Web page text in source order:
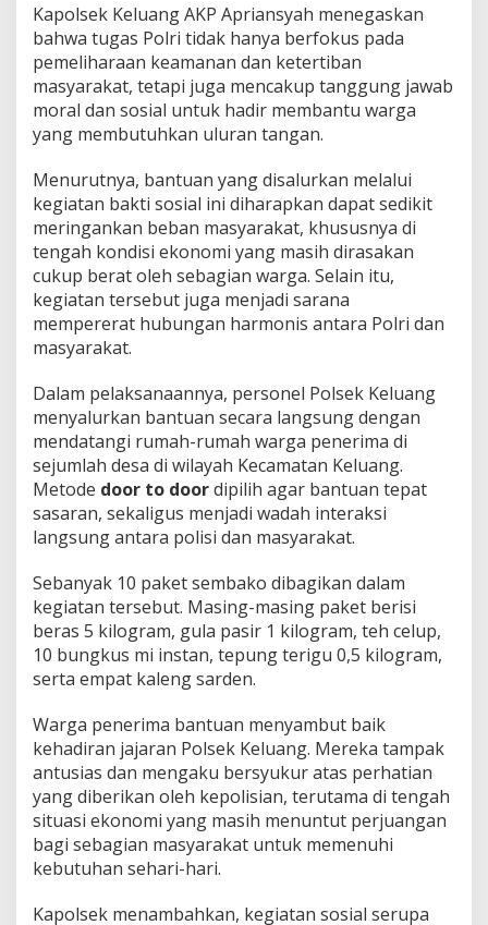
p
e
d
u
l
i
a
e
p
a
d
a
W
a
r
Kapolsek Keluang AKP Apriansyah menegaskan
bahwa tugas Polri tidak hanya berfokus pada
pemeliharaan keamanan dan ketertiban
masyarakat, tetapi juga mencakup tanggung jawab
moral dan sosial untuk hadir membantu warga
yang membutuhkan uluran tangan.
Menurutnya, bantuan yang disalurkan melalui
kegiatan bakti sosial ini diharapkan dapat sedikit
meringankan beban masyarakat, khususnya di
tengah kondisi ekonomi yang masih dirasakan
cukup berat oleh sebagian warga. Selain itu,
kegiatan tersebut juga menjadi sarana
mempererat hubungan harmonis antara Polri dan
masyarakat.
Dalam pelaksanaannya, personel Polsek Keluang
menyalurkan bantuan secara langsung dengan
mendatangi rumah-rumah warga penerima di
sejumlah desa di wilayah Kecamatan Keluang.
Metode door to doordipilih agar bantuan tepat
sasaran, sekaligus menjadi wadah interaksi
langsung antara polisi dan masyarakat.
Sebanyak 10 paket sembako dibagikan dalam
kegiatan tersebut. Masing-masing paket berisi
beras 5 kilogram, gula pasir 1 kilogram, teh celup,
10 bungkus mi instan, tepung terigu 0,5 kilogram,
serta empat kaleng sarden.
Warga penerima bantuan menyambut baik
kehadiran jajaran Polsek Keluang. Mereka tampak
antusias dan mengaku bersyukur atas perhatian
yang diberikan oleh kepolisian, terutama di tengah
situasi ekonomi yang masih menuntut perjuangan
bagi sebagian masyarakat untuk memenuhi
kebutuhan sehari-hari.
Kapolsek menambahkan, kegiatan sosial serupa